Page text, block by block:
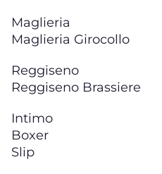
Maglieria
Maglieria Girocollo
Reggiseno
Reggiseno Brassiere
Intimo
Boxer
Slip